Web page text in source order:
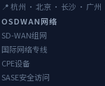
📍 杭州 · 北京 · 长沙 · 广州
OSDWAN网络
SD-WAN组网
国际网络专线
CPE设备
SASE安全访问